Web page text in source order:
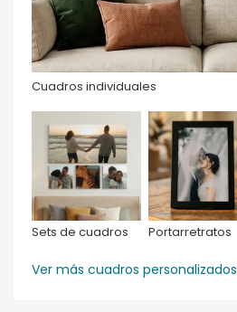
Cuadros individuales
Sets de cuadros Portarretratos
Ver más cuadros personalizados